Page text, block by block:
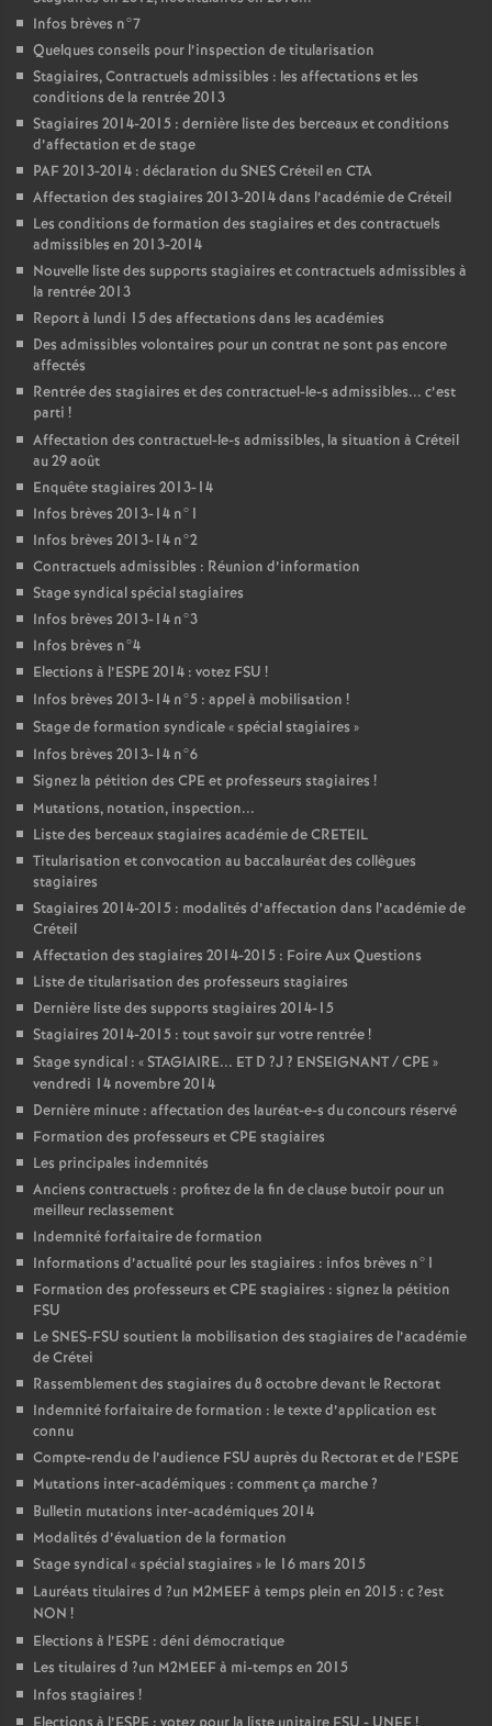
Infos brèves n°7
Quelques conseils pour l’inspection de titularisation
Stagiaires, Contractuels admissibles : les affectations et les
conditions de la rentrée 2013
Stagiaires 2014-2015 : dernière liste des berceaux et conditions
d’affectation et de stage
PAF2013-2014 : déclaration duSNESCréteil en CTA
Affectation des stagiaires 2013-2014 dans l’académie de Créteil
Les conditions de formation des stagiaires et des contractuels
admissibles en 2013-2014
Nouvelle liste des supports stagiaires et contractuels admissibles à
la rentrée 2013
Report à lundi 15 des affectations dans les académies
Des admissibles volontaires pour un contrat ne sont pas encore
affectés
Rentrée des stagiaires et des contractuel-le-s admissibles... c’est
parti !
Affectation des contractuel-le-s admissibles, la situation à Créteil
au 29 août
Enquête stagiaires 2013-14
Infos brèves 2013-14 n°1
Infos brèves 2013-14 n°2
Contractuels admissibles : Réunion d’information
Stage syndical spécial stagiaires
Infos brèves 2013-14 n°3
Infos brèves n°4
Elections à l’ESPE 2014 : votez FSU !
Infos brèves 2013-14 n°5 : appel à mobilisation !
Stage de formation syndicale «spécial stagiaires »
Infos brèves 2013-14 n°6
Signez la pétition des CPE et professeurs stagiaires !
Mutations, notation, inspection...
Liste des berceaux stagiaires académie deCRETEIL
Titularisation et convocation au baccalauréat des collègues
stagiaires
Stagiaires 2014-2015 : modalités d’affectation dans l’académie de
Créteil
Affectation des stagiaires 2014-2015 : Foire Aux Questions
Liste de titularisation des professeurs stagiaires
Dernière liste des supports stagiaires 2014-15
Stagiaires 2014-2015 : tout savoir sur votre rentrée!
Stage syndical : «STAGIAIRE... ET D ?J ? ENSEIGNANT/CPE »
vendredi 14 novembre 2014
Dernière minute : affectation des lauréat-e-s du concours réservé
Formation des professeurs etCPE stagiaires
Les principales indemnités
Anciens contractuels : profitez de la fin de clause butoir pour un
meilleur reclassement
Indemnité forfaitaire de formation
Informations d’actualité pour les stagiaires : infos brèves n°1
Formation des professeurs etCPE stagiaires : signez la pétition
FSU
LeSNES-FSU soutient la mobilisation des stagiaires de l’académie
de Crétei
Rassemblement des stagiaires du 8 octobre devant le Rectorat
Indemnité forfaitaire de formation : le texte d’application est
connu
Compte-rendu de l’audience FSU auprès du Rectorat et de l’ESPE
Mutations inter-académiques : comment ça marche?
Bulletin mutations inter-académiques 2014
Modalités d’évaluation de la formation
Stage syndical «spécial stagiaires » le 16 mars 2015
Lauréats titulaires d ?un M2MEEFà temps plein en 2015 : c?est
NON !
Elections à l’ESPE : déni démocratique
Les titulaires d ?un M2MEEFà mi-temps en 2015
Infos stagiaires !